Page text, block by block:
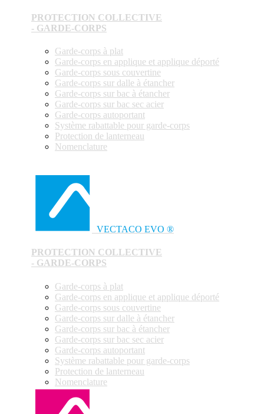
PROTECTION COLLECTIVE
- GARDE-CORPS
Garde-corps à plat
Garde-corps en applique et applique déporté
Garde-corps sous couvertine
Garde-corps sur dalle à étancher
Garde-corps sur bac à étancher
Garde-corps sur bac sec acier
Garde-corps autoportant
Système rabattable pour garde-corps
Protection de lanterneau
Nomenclature
VECTACO EVO ®
PROTECTION COLLECTIVE
- GARDE-CORPS
Garde-corps à plat
Garde-corps en applique et applique déporté
Garde-corps sous couvertine
Garde-corps sur dalle à étancher
Garde-corps sur bac à étancher
Garde-corps sur bac sec acier
Garde-corps autoportant
Système rabattable pour garde-corps
Protection de lanterneau
Nomenclature